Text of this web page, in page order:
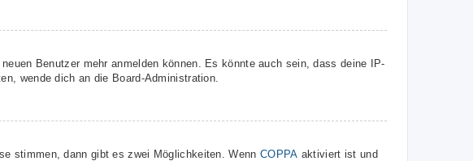
Benutzer mehr anmelden können. Es könnte auch sein, dass deine IP-
wende dich an die Board-Administration.
stimmen, dann gibt es zwei Möglichkeiten. Wenn COPPA aktiviert ist und